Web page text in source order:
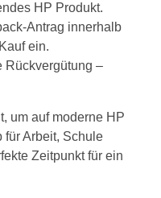
HP Produkt.
Antrag innerhalb
ein.
Rückvergütung –
um auf moderne HP
für Arbeit, Schule
Zeitpunkt für ein